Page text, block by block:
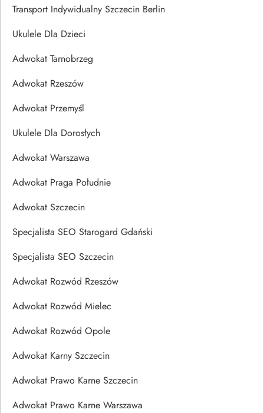
Transport Indywidualny Szczecin Berlin
Ukulele Dla Dzieci
Adwokat Tarnobrzeg
Adwokat Rzeszów
Adwokat Przemyśl
Ukulele Dla Dorosłych
Adwokat Warszawa
Adwokat Praga Południe
Adwokat Szczecin
Specjalista SEO Starogard Gdański
Specjalista SEO Szczecin
Adwokat Rozwód Rzeszów
Adwokat Rozwód Mielec
Adwokat Rozwód Opole
Adwokat Karny Szczecin
Adwokat Prawo Karne Szczecin
Adwokat Prawo Karne Warszawa